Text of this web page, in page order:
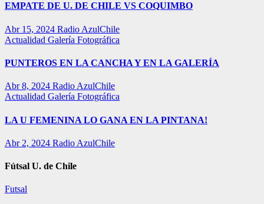
EMPATE DE U. DE CHILE VS COQUIMBO
Abr 15, 2024 Radio AzulChile
Actualidad Galería Fotográfica
PUNTEROS EN LA CANCHA Y EN LA GALERÍA
Abr 8, 2024 Radio AzulChile
Actualidad Galería Fotográfica
LA U FEMENINA LO GANA EN LA PINTANA!
Abr 2, 2024 Radio AzulChile
Fútsal U. de Chile
Futsal